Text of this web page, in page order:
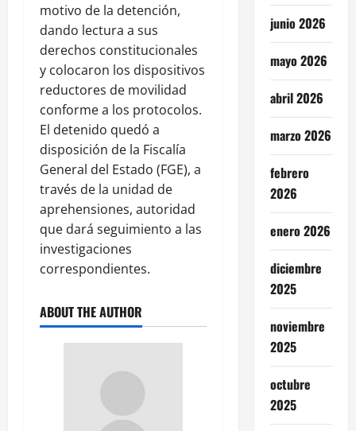
motivo de la detención,
dando lectura a sus
derechos constitucionales
y colocaron los dispositivos
reductores de movilidad
conforme a los protocolos.
El detenido quedó a
disposición de la Fiscalía
General del Estado (FGE), a
través de la unidad de
aprehensiones, autoridad
que dará seguimiento a las
investigaciones
correspondientes.
ABOUT THE AUTHOR
junio 2026
mayo 2026
abril 2026
marzo 2026
febrero
2026
enero 2026
diciembre
2025
noviembre
2025
octubre
2025